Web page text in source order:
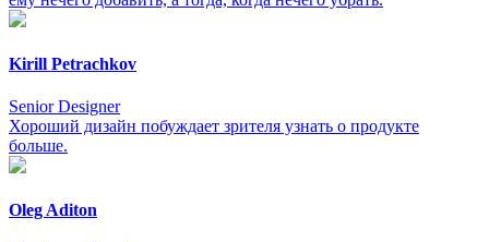
Kirill Petrachkov
Senior Designer
Хороший дизайн побуждает зрителя узнать о продукте
больше.
Oleg Aditon